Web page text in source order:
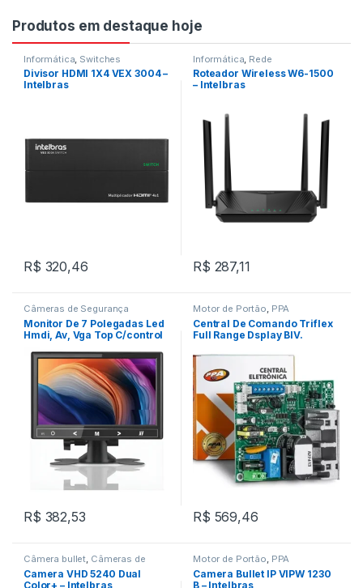
Produtos em destaque hoje
Informática Switches
Divisor HDMI 1X4 VEX 3004 –
Intelbras
R$ 320,46
Informática Rede
Roteador Wireless W6-1500
– Intelbras
R$ 287,11
Câmeras de Segurança
Monitor De 7 Polegadas Led
Hmdi, Av, Vga Top C/control
R$ 382,53
Motor de Portão, PPA
Central De Comando Triflex
Full Range Dsplay BIV.
R$ 569,46
Câmera bullet, Câmeras de
Segurança
Camera VHD 5240 Dual
Color+ – Intelbras
Motor de Portão, PPA
Camera Bullet IP VIPW 1230
B – Intelbras